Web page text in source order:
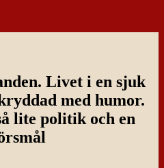
Livet i en sjuk
med humor.
lite politik och en